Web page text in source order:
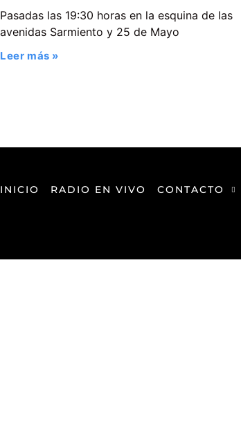
Pasadas las 19:30 horas en la esquina de las
avenidas Sarmiento y 25 de Mayo
Leer más »
INICIO RADIO EN VIVO CONTACTO